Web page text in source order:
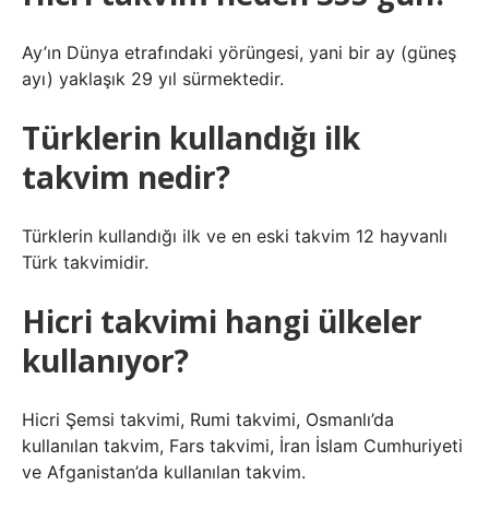
Ay’ın Dünya etrafındaki yörüngesi, yani bir ay (güneş
ayı) yaklaşık 29 yıl sürmektedir.
Türklerin kullandığı ilk
takvim nedir?
Türklerin kullandığı ilk ve en eski takvim 12 hayvanlı
Türk takvimidir.
Hicri takvimi hangi ülkeler
kullanıyor?
Hicri Şemsi takvimi, Rumi takvimi, Osmanlı’da
kullanılan takvim, Fars takvimi, İran İslam Cumhuriyeti
ve Afganistan’da kullanılan takvim.